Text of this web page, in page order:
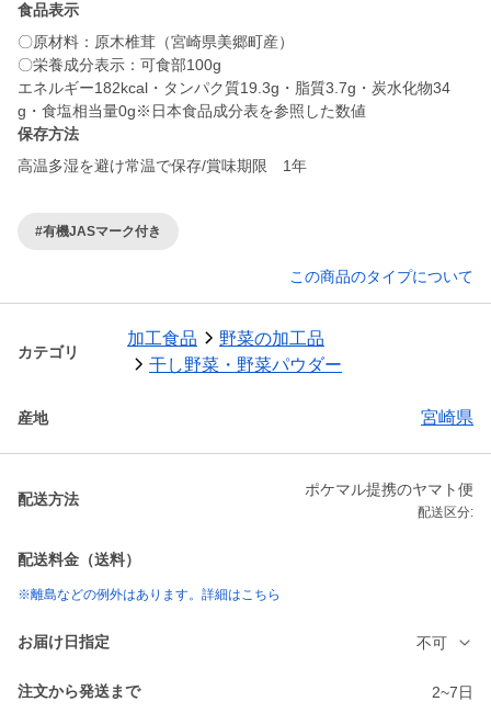
食品表示
〇原材料：原木椎茸（宮崎県美郷町産）
〇栄養成分表示：可食部100g
エネルギー182kcal・タンパク質19.3g・脂質3.7g・炭水化物34
保存方法
高温多湿を避け常温で保存/賞味期限 1年
#有機JASマーク付き
この商品のタイプについて
カテゴリ
加工食品
野菜の加工品
干し野菜・野菜パウダー
産地 宮崎県
配送方法
ポケマル提携のヤマト便
配送区分:
配送料金（送料）
※離島などの例外はあります。詳細はこちら
お届け日指定 不可
注文から発送まで 2~7日